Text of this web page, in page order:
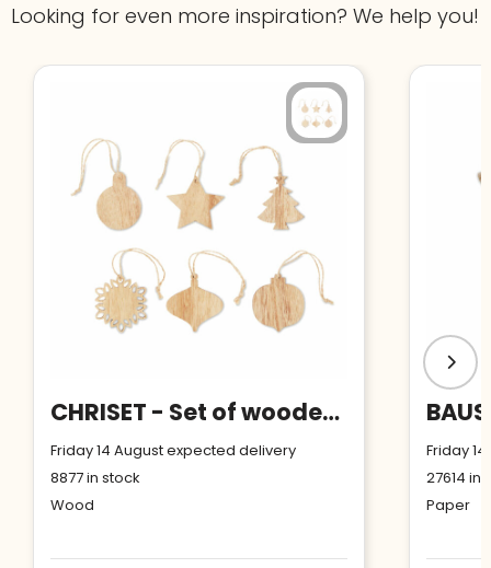
Looking for even more inspiration? We help you!
CHRISET - Set of wooden Xmas ornaments
Friday 14 August expected delivery
8877in stock
Wood
Friday
27614 in
Paper